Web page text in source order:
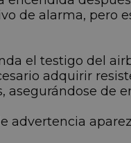
de alarma, pero
el testigo del
adquirir
asegurándose de
advertencia